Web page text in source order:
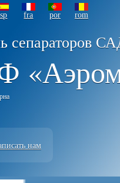
fra por rom
сепараторов
нам